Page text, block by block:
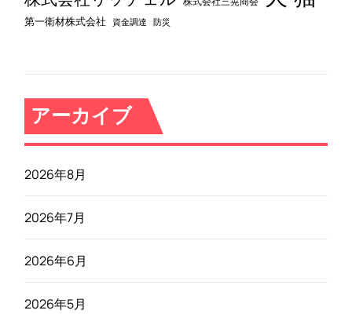
第一衛材株式会社 資金調達 防災
アーカイブ
2026年8月
2026年7月
2026年6月
2026年5月